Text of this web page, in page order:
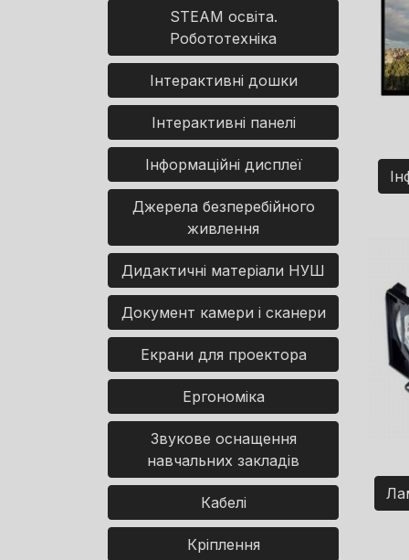
STEAM освіта.
Робототехніка
Інтерактивні дошки
Інтерактивні панелі
Інформаційні дисплеї
Джерела безперебійного
живлення
Дидактичні матеріали НУШ
Документ камери і сканери
Екрани для проектора
Ергономіка
Звукове оснащення
навчальних закладів
Кабелі
Кріплення